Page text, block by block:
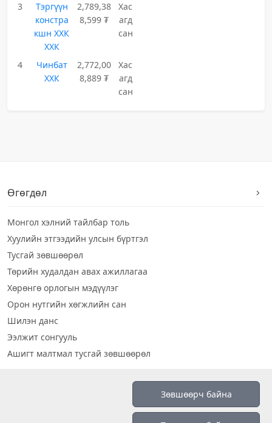
3
Тэргүүн
констра
кшн ХХК
ХХК
2,789,38
8,599 ₮
Хас
агд
сан
4
Чинбат
ХХК
2,772,00
8,889 ₮
Хас
агд
сан
Өгөгдөл
Монгол хэлний тайлбар толь
Хуулийн этгээдийн улсын бүртгэл
Тусгай зөвшөөрөл
Төрийн худалдан авах ажиллагаа
Хөрөнгө орлогын мэдүүлэг
Орон нутгийн хөгжлийн сан
Шилэн данс
Ээлжит сонгууль
Ашигт малтмал тусгай зөвшөөрөл
Зөвшөөрч байна